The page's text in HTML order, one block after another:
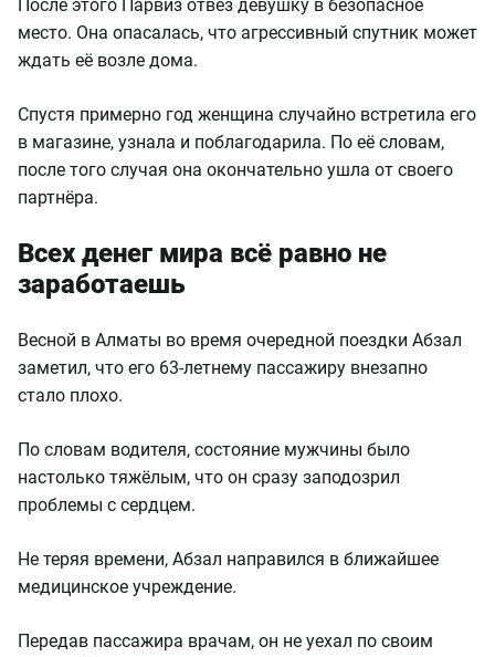
После этого Парвиз отвёз девушку в безопасное
место. Она опасалась, что агрессивный спутник может
ждать её возле дома.
Спустя примерно год женщина случайно встретила его
в магазине, узнала и поблагодарила. По её словам,
после того случая она окончательно ушла от своего
партнёра.
Всех денег мира всё равно не
заработаешь
Весной в Алматы во время очередной поездки Абзал
заметил, что его 63-летнему пассажиру внезапно
стало плохо.
По словам водителя, состояние мужчины было
настолько тяжёлым, что он сразу заподозрил
проблемы с сердцем.
Не теряя времени, Абзал направился в ближайшее
медицинское учреждение.
Передав пассажира врачам, он не уехал по своим